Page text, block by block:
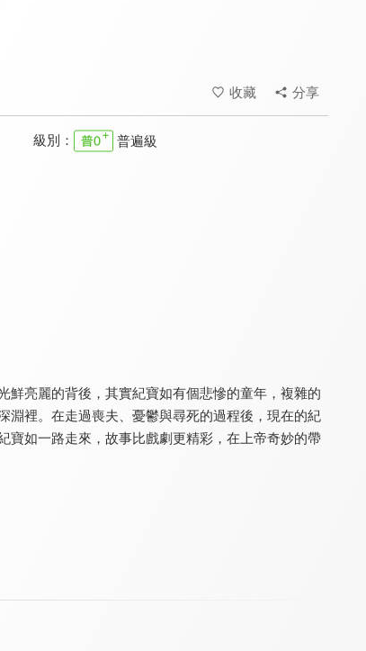
9.6
主日崇拜 台北靈糧堂 9.6
主日崇拜 台北靈糧堂 9.6
主日崇拜 台北靈糧堂
收藏 分享
級別： 普遍級
鮮亮麗的背後，其實紀寶如有個悲慘的童年，複雜的
淵裡。在走過喪夫、憂鬱與尋死的過程後，現在的紀
寶如一路走來，故事比戲劇更精彩，在上帝奇妙的帶